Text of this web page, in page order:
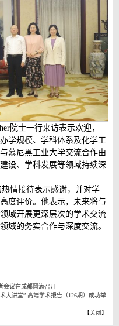
院士一行来访表示欢迎，
学规模、学科体系及化学工
慕尼黑工业大学交流合作由
设、学科发展等领域持续深
热情接待表示感谢，并对学
度评价。他表示，未来将与
域开展更深层次的学术交流
域的务实合作与深度交流。
会议在成都圆满召开
大讲堂” 高端学术报告（126期）成功举
【关闭】